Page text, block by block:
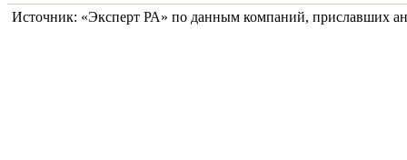
Источник: «Эксперт РА» по данным компаний, приславших